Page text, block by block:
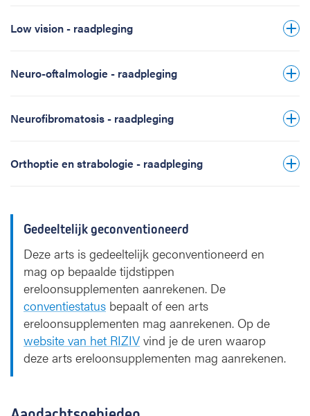
Low vision - raadpleging
Neuro-oftalmologie - raadpleging
Neurofibromatosis - raadpleging
Orthoptie en strabologie - raadpleging
Gedeeltelijk geconventioneerd
Deze arts is gedeeltelijk geconventioneerd en
mag op bepaalde tijdstippen
ereloonsupplementen aanrekenen. De
conventiestatus bepaalt of een arts
ereloonsupplementen mag aanrekenen. Op de
website van het RIZIV vind je de uren waarop
deze arts ereloonsupplementen mag aanrekenen.